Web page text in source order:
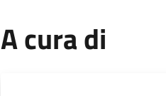
A cura di